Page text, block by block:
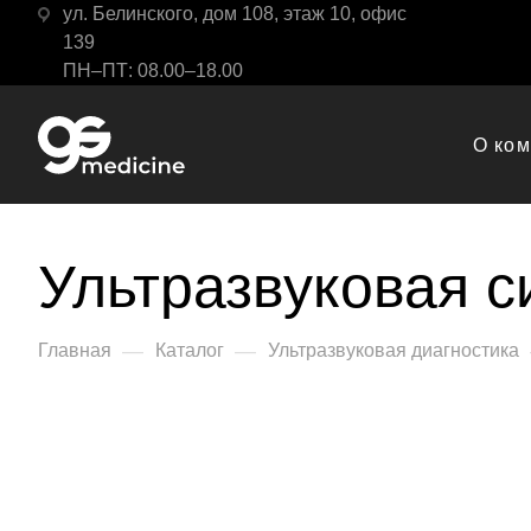
ул. Белинского, дом 108, этаж 10, офис
139
ПН–ПТ: 08.00–18.00
О
Ультразвуковая
Главная — Каталог — Ультразвуковая диагностика